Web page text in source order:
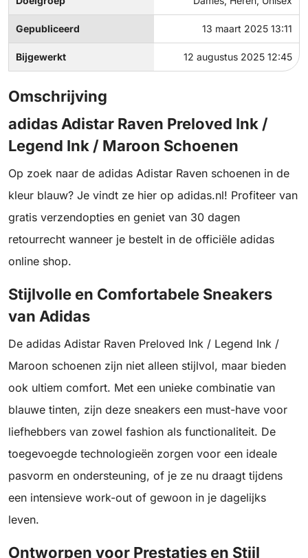
Gepubliceerd 13 maart 2025 13:11
Bijgewerkt 12 augustus 2025 12:45
Omschrijving
adidas Adistar Raven Preloved Ink /
Legend Ink / Maroon Schoenen
Op zoek naar de adidas Adistar Raven schoenen in de
kleur blauw? Je vindt ze hier op adidas.nl! Profiteer van
gratis verzendopties en geniet van 30 dagen
retourrecht wanneer je bestelt in de officiële adidas
online shop.
Stijlvolle en Comfortabele Sneakers
van Adidas
De adidas Adistar Raven Preloved Ink / Legend Ink /
Maroon schoenen zijn niet alleen stijlvol, maar bieden
ook ultiem comfort. Met een unieke combinatie van
blauwe tinten, zijn deze sneakers een must-have voor
liefhebbers van zowel fashion als functionaliteit. De
toegevoegde technologieën zorgen voor een ideale
pasvorm en ondersteuning, of je ze nu draagt tijdens
een intensieve work-out of gewoon in je dagelijks
leven.
Ontworpen voor Prestaties en Stijl